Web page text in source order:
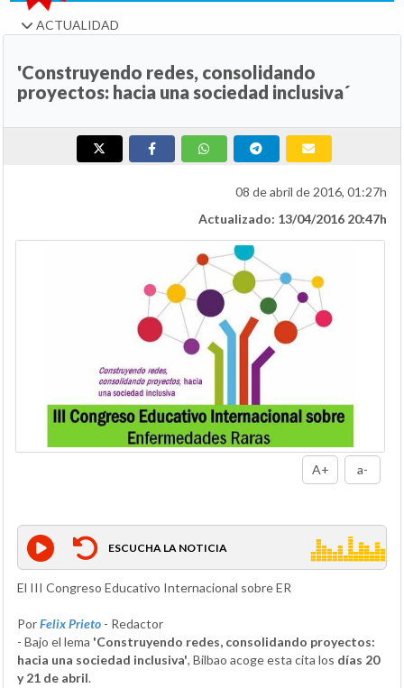
ACTUALIDAD
'Construyendo redes, consolidando
proyectos: hacia una sociedad inclusiva´
08 de abril de 2016, 01:27h
Actualizado: 13/04/2016 20:47h
A+ a-
ESCUCHA LA NOTICIA
El III Congreso Educativo Internacional sobre ER
PorFelix Prieto - Redactor
- Bajo el lema 'Construyendo redes, consolidando proyectos:
hacia una sociedad inclusiva', Bilbao acoge esta cita los días 20
y 21 de abril.